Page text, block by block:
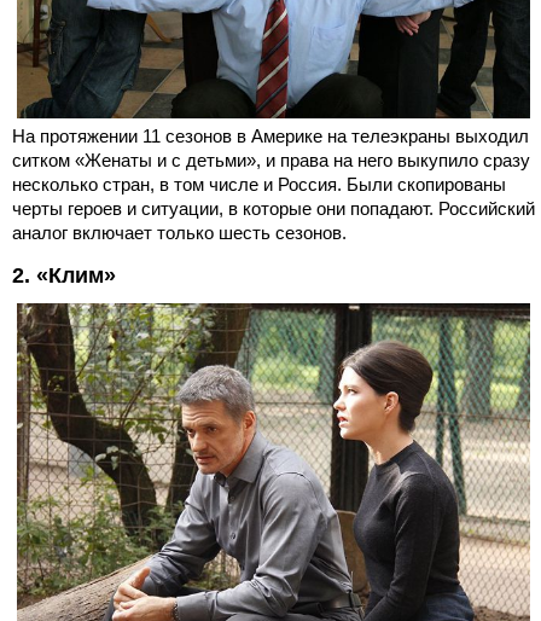
На протяжении 11 сезонов в Америке на телеэкраны выходил
ситком «Женаты и с детьми», и права на него выкупило сразу
несколько стран, в том числе и Россия. Были скопированы
черты героев и ситуации, в которые они попадают. Российский
аналог включает только шесть сезонов.
2. «Клим»